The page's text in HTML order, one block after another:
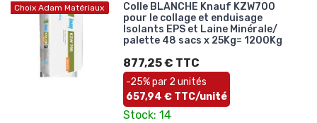
Choix Adam Matériaux
Colle BLANCHE Knauf KZW700
pour le collage et enduisage
Isolants EPS et Laine Minérale/
palette 48 sacs x 25Kg= 1200Kg
877,25 € TTC
-25% par 2 unités
657,94 € TTC/unité
Stock: 14